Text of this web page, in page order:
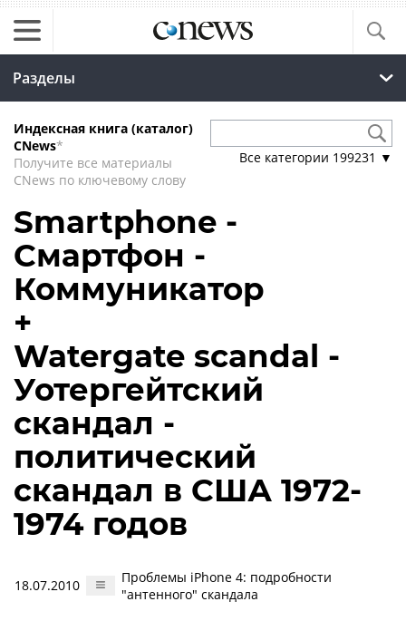
Разделы
Индексная книга (каталог)
CNews*
Получите все материалы
CNews по ключевому слову
Все категории 199231 ▼
Smartphone -
Смартфон -
Коммуникатор
+
Watergate scandal -
Уотергейтский
скандал -
политический
скандал в США 1972-
1974 годов
18.07.2010
Проблемы iPhone 4: подробности
"антенного" скандала